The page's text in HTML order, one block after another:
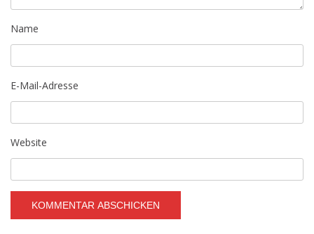
Name
E-Mail-Adresse
Website